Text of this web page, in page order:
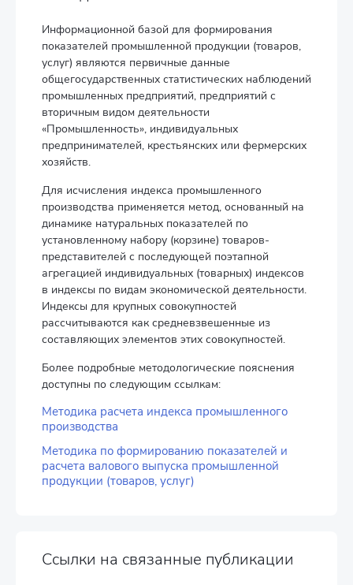
Информационной базой для формирования
показателей промышленной продукции (товаров,
услуг) являются первичные данные
общегосударственных статистических наблюдений
промышленных предприятий, предприятий с
вторичным видом деятельности
«Промышленность», индивидуальных
предпринимателей, крестьянских или фермерских
хозяйств.
Для исчисления индекса промышленного
производства применяется метод, основанный на
динамике натуральных показателей по
установленному набору (корзине) товаров-
представителей с последующей поэтапной
агрегацией индивидуальных (товарных) индексов
в индексы по видам экономической деятельности.
Индексы для крупных совокупностей
рассчитываются как средневзвешенные из
составляющих элементов этих совокупностей.
Более подробные методологические пояснения
доступны по следующим ссылкам:
Методика расчета индекса промышленного
производства
Методика по формированию показателей и
расчета валового выпуска промышленной
продукции (товаров, услуг)
Ссылки на связанные публикации